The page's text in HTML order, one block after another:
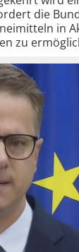
die
in
zu